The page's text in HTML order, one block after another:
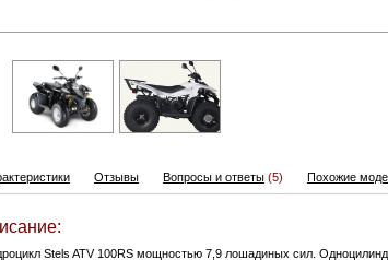
Отзывы Вопросы и ответы (5) Похожие
Stels ATV 100RS мощностью 7,9 лошадиных сил.